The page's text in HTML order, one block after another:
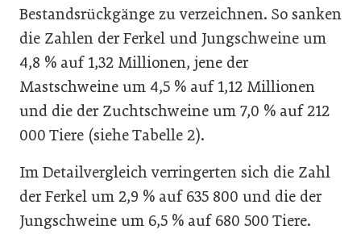
Bestandsrückgänge zu verzeichnen. So sanken
die Zahlen der Ferkel und Jungschweine um
4,8 % auf 1,32 Millionen, jene der
Mastschweine um 4,5 % auf 1,12 Millionen
und die der Zuchtschweine um 7,0 % auf 212
000 Tiere (siehe Tabelle 2).
Im Detailvergleich verringerten sich die Zahl
der Ferkel um 2,9 % auf 635 800 und die der
Jungschweine um 6,5 % auf 680 500 Tiere.